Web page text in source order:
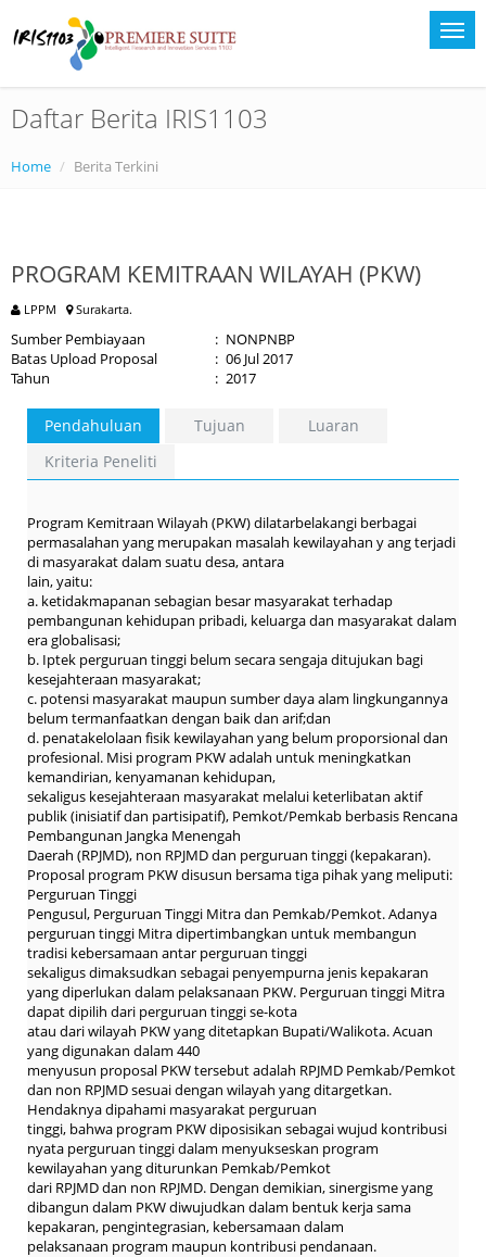
Daftar Berita IRIS1103
Home Berita Terkini
PROGRAM KEMITRAAN WILAYAH (PKW)
LPPM Surakarta.
Sumber Pembiayaan : NONPNBP
Batas Upload Proposal
: 06 Jul 2017
Tahun
: 2017
Pendahuluan Tujuan
Luaran
Kriteria Peneliti
Program Kemitraan Wilayah (PKW) dilatarbelakangi berbagai
permasalahan yang merupakan masalah kewilayahan y ang terjadi
di masyarakat dalam suatu desa, antara
lain, yaitu:
a. ketidakmapanan sebagian besar masyarakat terhadap
pembangunan kehidupan pribadi, keluarga dan masyarakat dalam
era globalisasi;
b. Iptek perguruan tinggi belum secara sengaja ditujukan bagi
kesejahteraan masyarakat;
c. potensi masyarakat maupun sumber daya alam lingkungannya
belum termanfaatkan dengan baik dan arif;dan
d. penatakelolaan fisik kewilayahan yang belum proporsional dan
profesional. Misi program PKW adalah untuk meningkatkan
kemandirian, kenyamanan kehidupan,
sekaligus kesejahteraan masyarakat melalui keterlibatan aktif
publik (inisiatif dan partisipatif), Pemkot/Pemkab berbasis Rencana
Pembangunan Jangka Menengah
Daerah (RPJMD), non RPJMD dan perguruan tinggi (kepakaran).
Proposal program PKW disusun bersama tiga pihak yang meliputi:
Perguruan Tinggi
Pengusul, Perguruan Tinggi Mitra dan Pemkab/Pemkot. Adanya
perguruan tinggi Mitra dipertimbangkan untuk membangun
tradisi kebersamaan antar perguruan tinggi
sekaligus dimaksudkan sebagai penyempurna jenis kepakaran
yang diperlukan dalam pelaksanaan PKW. Perguruan tinggi Mitra
dapat dipilih dari perguruan tinggi se-kota
atau dari wilayah PKW yang ditetapkan Bupati/Walikota. Acuan
yang digunakan dalam 440
menyusun proposal PKW tersebut adalah RPJMD Pemkab/Pemkot
dan non RPJMD sesuai dengan wilayah yang ditargetkan.
Hendaknya dipahami masyarakat perguruan
tinggi, bahwa program PKW diposisikan sebagai wujud kontribusi
nyata perguruan tinggi dalam menyukseskan program
kewilayahan yang diturunkan Pemkab/Pemkot
dari RPJMD dan non RPJMD. Dengan demikian, sinergisme yang
dibangun dalam PKW diwujudkan dalam bentuk kerja sama
kepakaran, pengintegrasian, kebersamaan dalam
pelaksanaan program maupun kontribusi pendanaan.